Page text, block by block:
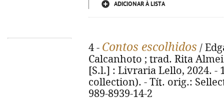
ADICIONAR À LISTA
4 - Contos escolhidos /
Calcanhoto ; trad. Rita
[S.l.] : Livraria Lello, 2024. -
collection). - Tít. orig.:
989-8939-14-2